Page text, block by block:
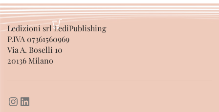
Ledizioni srl LediPublishing
P.IVA 07361560969
Via A. Boselli 10
20136 Milano